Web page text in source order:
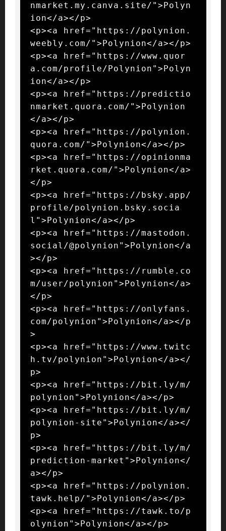
nmarket.my.canva.site/">Polyn
ion</a></p>
<p><a href="https://polynion.
weebly.com/">Polynion</a></p>
<p><a href="https://www.quor
a.com/profile/Polynion">Polyn
ion</a></p>
<p><a href="https://predictio
nmarket.quora.com/">Polynion
</a></p>
<p><a href="https://polynion.
quora.com/">Polynion</a></p>
<p><a href="https://opinionma
rket.quora.com/">Polynion</a>
</p>
<p><a href="https://bsky.app/
profile/polynion.bsky.socia
l">Polynion</a></p>
<p><a href="https://mastodon.
social/@polynion">Polynion</a
></p>
<p><a href="https://rumble.co
m/user/polynion">Polynion</a>
</p>
<p><a href="https://onlyfans.
com/polynion">Polynion</a></p
>
<p><a href="https://www.twitc
h.tv/polynion">Polynion</a></
p>
<p><a href="https://bit.ly/m/
polynion">Polynion</a></p>
<p><a href="https://bit.ly/m/
polynion-site">Polynion</a></
p>
<p><a href="https://bit.ly/m/
prediction-market">Polynion</
a></p>
<p><a href="https://polynion.
tawk.help/">Polynion</a></p>
<p><a href="https://tawk.to/p
olynion">Polynion</a></p>